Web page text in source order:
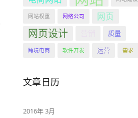
网站权重 网络公司 网页
网页设计 质量
跨境电商 软件开发 运营 需求
文章日历
2016年 3月